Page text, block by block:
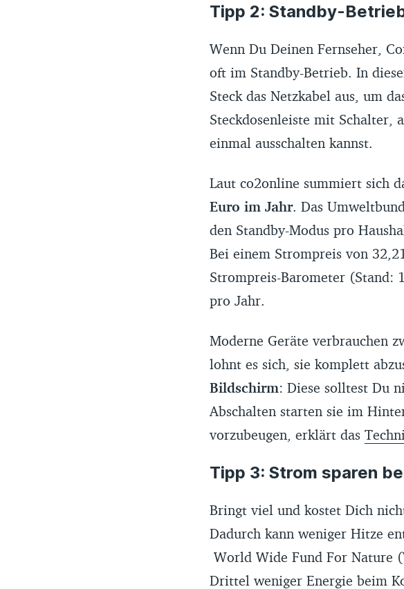
Tipp 2: Standby-
Wenn Du Deinen Fernseher,
oft im Standby-Betrieb. In
Steck das Netzkabel aus, um
Steckdosenleiste mit Schalter,
einmal ausschalten kannst.
Laut co2online summiert sich
Euro im Jahr. Das
den Standby-Modus pro
Bei einem Strompreis von
Strompreis-Barometer (Stand:
pro Jahr.
Moderne Geräte verbrauchen
lohnt es sich, sie komplett
Bildschirm: Diese solltest Du
Abschalten starten sie im
vorzubeugen, erklärt das
Tipp 3: Strom sparen
Bringt viel und kostet Dich
Dadurch kann weniger Hitze
World Wide Fund For Nature
Drittel weniger Energie beim